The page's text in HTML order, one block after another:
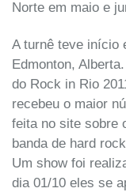
Norte em maio e
A turnê teve início
Edmonton,
do Rock in Rio
recebeu o maior
feita no site sobre
banda de hard
Um show foi
dia 01/10 eles se